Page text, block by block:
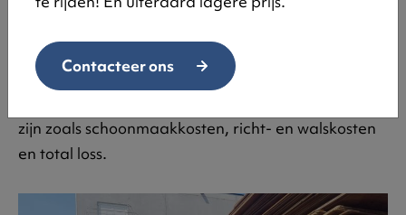
prijzen
. Wil je grote hoeveelheden van stalen
rijplatenkopen?Neem dan contact met ons op.
zijn zoals schoonmaakkosten, richt- en walskosten
en total loss.
Contacteer ons